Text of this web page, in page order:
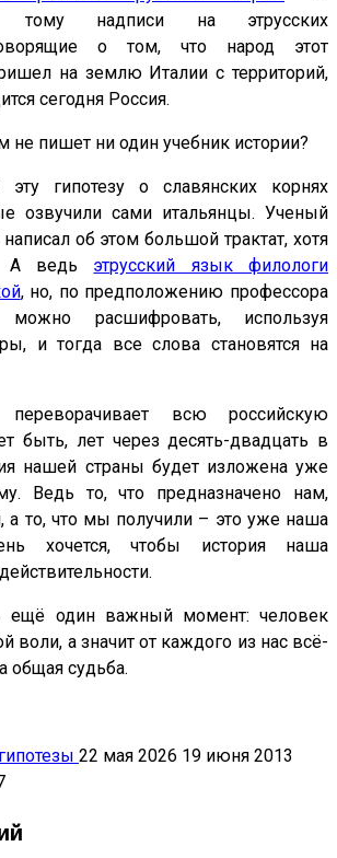
тому надписи на этрусских
о том, что народ этот
на землю Италии с территорий,
сегодня Россия.
не пишет ни один учебник истории?
эту гипотезу о славянских корнях
озвучили сами итальянцы. Ученый
об этом большой трактат, хотя
А ведь этрусский язык филологи
, но, по предположению профессора
расшифровать, используя
и тогда все слова становятся на
переворачивает всю российскую
быть, лет через десять-двадцать в
нашей страны будет изложена уже
Ведь то, что предназначено нам,
а то, что мы получили – это уже наша
хочется, чтобы история наша
ещё один важный момент: человек
воли, а значит от каждого из нас всё-
общая судьба.
22 мая 2026 19 июня 2013